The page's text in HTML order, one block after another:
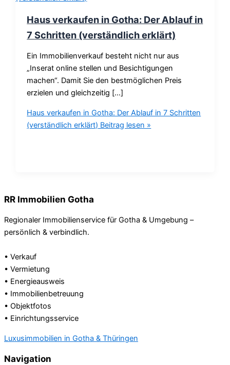
Haus verkaufen in Gotha: Der Ablauf in
7 Schritten (verständlich erklärt)
Ein Immobilienverkauf besteht nicht nur aus
„Inserat online stellen und Besichtigungen
machen“. Damit Sie den bestmöglichen Preis
erzielen und gleichzeitig […]
Haus verkaufen in Gotha: Der Ablauf in 7 Schritten
(verständlich erklärt) Beitrag lesen »
RR Immobilien Gotha
Regionaler Immobilienservice für Gotha & Umgebung –
persönlich & verbindlich.
• Verkauf
• Vermietung
• Energieausweis
• Immobilienbetreuung
• Objektfotos
• Einrichtungsservice
Luxusimmobilien in Gotha & Thüringen
Navigation